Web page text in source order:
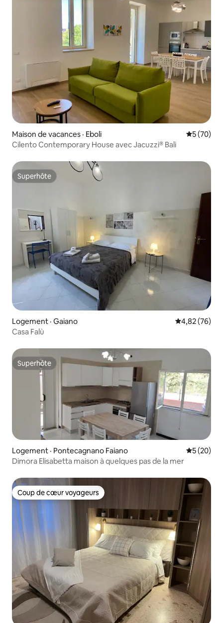
Maison de vacances · Eboli Note
5 (70)
Cilento Contemporary House avec Jacuzzi® Bali
Superhôte
Superhôte
Logement · Gaiano Note
4,82 (76)
Casa Falù
Superhôte
Superhôte
Logement · Pontecagnano Faiano Note
5 (20)
Dimora Elisabetta maison à quelques pas de la mer
Coup de cœur voyageurs
Coup de cœur voyageurs